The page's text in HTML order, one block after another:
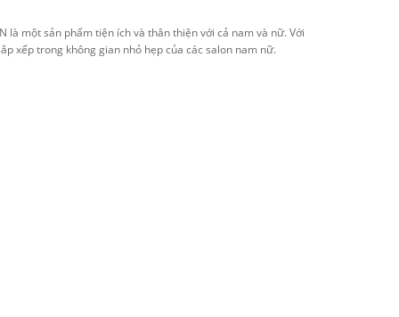
là một sản phẩm tiện ích và thân thiện với cả nam và nữ. Với
xếp trong không gian nhỏ hẹp của các salon nam nữ.